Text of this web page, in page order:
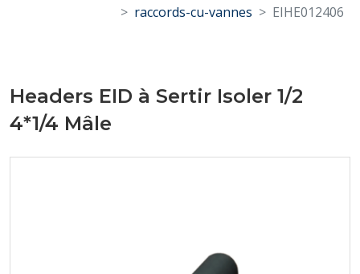
raccords-cu-vannes
EIHE012406
Headers EID à Sertir Isoler 1/2
4*1/4 Mâle